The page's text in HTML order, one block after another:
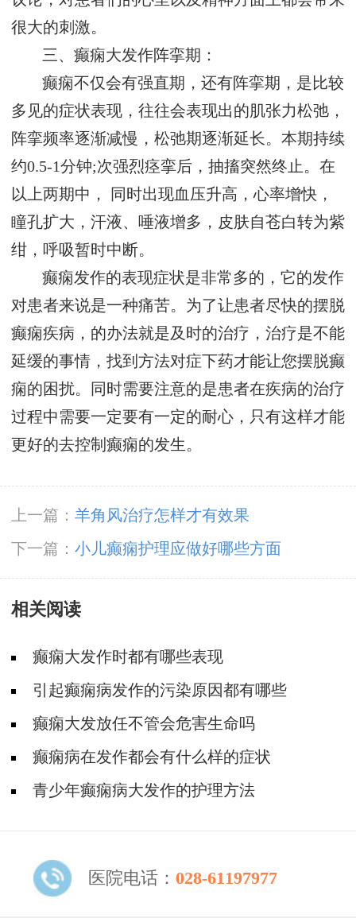
很大的刺激。
三、癫痫大发作阵挛期：
癫痫不仅会有强直期，还有阵挛期，是比较
多见的症状表现，往往会表现出的肌张力松弛，
阵挛频率逐渐减慢，松弛期逐渐延长。本期持续
约0.5-1分钟;次强烈痉挛后，抽搐突然终止。在
以上两期中， 同时出现血压升高，心率增快，
瞳孔扩大，汗液、唾液增多，皮肤自苍白转为紫
绀，呼吸暂时中断。
癫痫发作的表现症状是非常多的，它的发作
对患者来说是一种痛苦。为了让患者尽快的摆脱
癫痫疾病，的办法就是及时的治疗，治疗是不能
延缓的事情，找到方法对症下药才能让您摆脱癫
痫的困扰。同时需要注意的是患者在疾病的治疗
过程中需要一定要有一定的耐心，只有这样才能
更好的去控制癫痫的发生。
上一篇： 羊角风治疗怎样才有效果
下一篇： 小儿癫痫护理应做好哪些方面
相关阅读
癫痫大发作时都有哪些表现
引起癫痫病发作的污染原因都有哪些
癫痫大发放任不管会危害生命吗
癫痫病在发作都会有什么样的症状
青少年癫痫病大发作的护理方法
医院电话： 028-61197977